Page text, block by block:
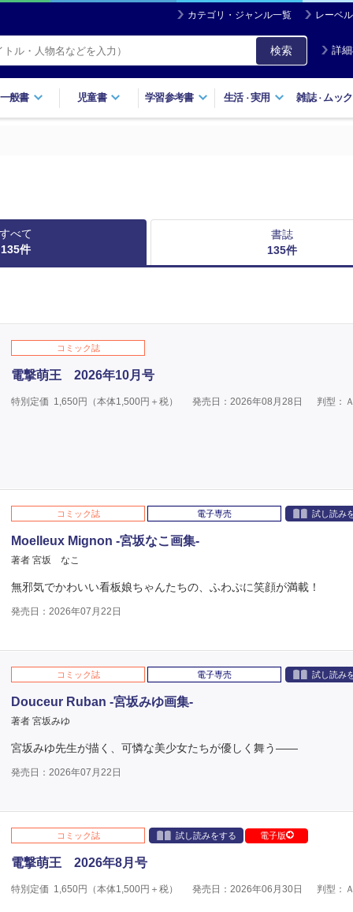
カテゴリ・ジャンル一覧 レーベ
検索 詳
一般書 児童書 学習参考書 生活・実用 雑誌・ ムック
すべて
135件
書誌
135件
コミック誌
電撃萌王 2026年10月号
特別定価 1,650円（本体1,500円＋税） 発売日：2026年08月28日 判型：
コミック誌 電子専売 試し読み
Moelleux Mignon -宮坂なこ画集-
著者 宮坂 なこ
無邪気でかわいい看板娘ちゃんたちの、ふわぷに笑顔が満載！
発売日：2026年07月22日
コミック誌 電子専売 試し読み
Douceur Ruban -宮坂みゆ画集-
著者 宮坂みゆ
宮坂みゆ先生が描く、可憐な美少女たちが優しく舞う――
発売日：2026年07月22日
コミック誌 試し読みをする 電子版
電撃萌王 2026年8月号
特別定価 1,650円（本体1,500円＋税） 発売日：2026年06月30日 判型：